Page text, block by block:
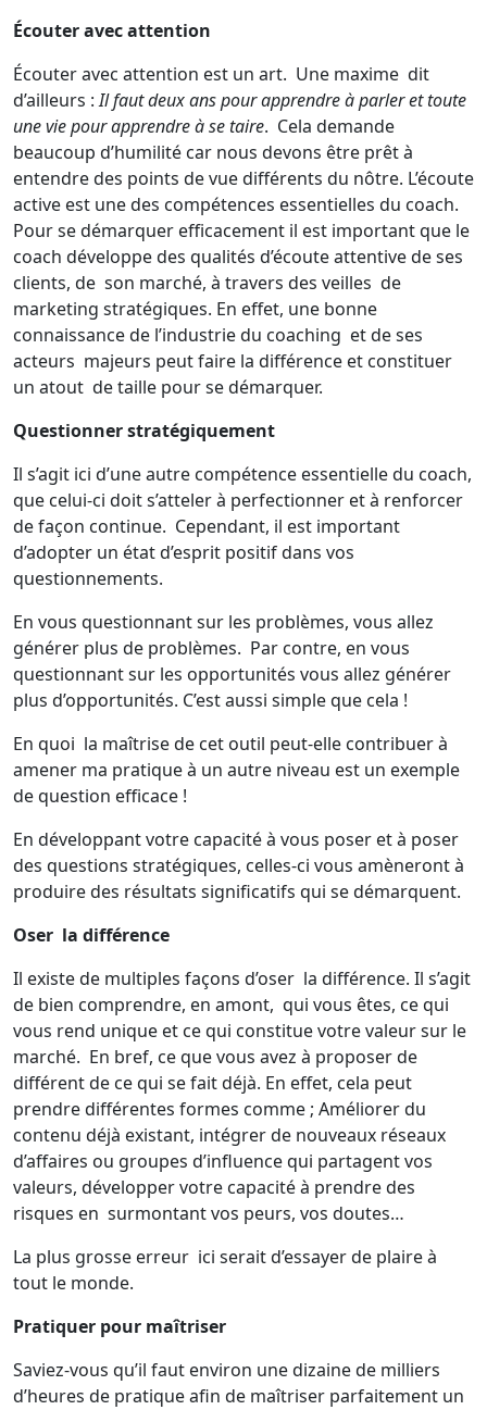
Écouter avec attention
Écouter avec attention est un art. Une maxime dit
d’ailleurs :Il fautdeux ans pour apprendre à parler et toute
une vie pour apprendre à se taire. Cela demande
beaucoup d’humilité car nous devons être prêt à
entendre des points de vue différents du nôtre. L’écoute
active est une des compétences essentielles du coach.
Pour se démarquer efficacement il est important que le
coach développe des qualités d’écoute attentive de ses
clients, de son marché, à travers des veilles de
marketing stratégiques. En effet, une bonne
connaissance de l’industrie du coaching et de ses
acteurs majeurs peut faire la différence et constituer
un atout de taille pour se démarquer.
Questionner stratégiquement
Il s’agit ici d’une autre compétence essentielle du coach,
que celui-ci doit s’atteler à perfectionner et à renforcer
de façon continue. Cependant, il est important
d’adopter un état d’esprit positif dans vos
questionnements.
En vous questionnant sur les problèmes, vous allez
générer plus de problèmes. Par contre, en vous
questionnant sur les opportunités vous allez générer
plus d’opportunités. C’est aussi simple que cela !
En quoi la maîtrise de cet outil peut-elle contribuer à
amener ma pratique à un autre niveau est un exemple
de question efficace !
En développant votre capacité à vous poser et à poser
des questions stratégiques, celles-ci vous amèneront à
produire des résultats significatifs qui se démarquent.
Oser la différence
Il existe de multiples façons d’oser la différence. Il s’agit
de bien comprendre, en amont, qui vous êtes, ce qui
vous rend unique et ce qui constitue votre valeur sur le
marché. En bref, ce que vous avez à proposer de
différent de ce qui se fait déjà. En effet, cela peut
prendre différentes formes comme ; Améliorer du
contenu déjà existant, intégrer de nouveaux réseaux
d’affaires ou groupes d’influence qui partagent vos
valeurs, développer votre capacité à prendre des
risques en surmontant vos peurs, vos doutes…
La plus grosse erreur ici serait d’essayer de plaire à
tout le monde.
Pratiquer pour maîtriser
Saviez-vous qu’il faut environ une dizaine de milliers
d’heures de pratique afin de maîtriser parfaitement un